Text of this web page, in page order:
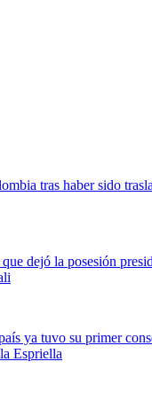
tras haber sido
dejó la posesión
ya tuvo su primer
Espriella